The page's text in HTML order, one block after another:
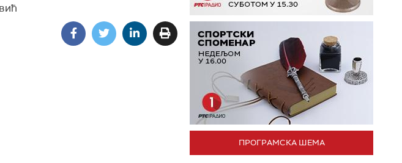
ПРОГРАМСКА ШЕМА